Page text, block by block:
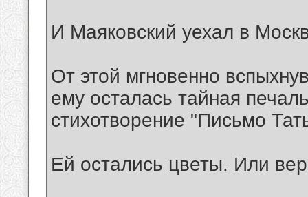
И Маяковский уехал в
От этой мгновенно
ему осталась тайная
стихотворение "Письмо
Ей остались цветы. Или